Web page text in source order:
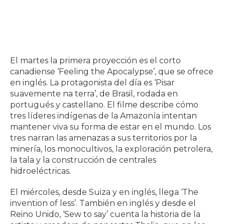
El martes la primera proyección es el corto
canadiense ‘Feeling the Apocalypse’, que se ofrece
en inglés. La protagonista del día es ‘Pisar
suavemente na terra’, de Brasil, rodada en
portugués y castellano. El filme describe cómo
tres líderes indígenas de la Amazonía intentan
mantener viva su forma de estar en el mundo. Los
tres narran las amenazas a sus territorios por la
minería, los monocultivos, la exploración petrolera,
la tala y la construcción de centrales
hidroeléctricas.
El miércoles, desde Suiza y en inglés, llega ‘The
invention of less’. También en inglés y desde el
Reino Unido, ‘Sew to say’ cuenta la historia de la